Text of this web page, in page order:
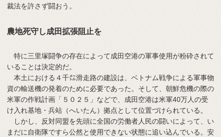
裁法を許さず闘おう。
農地死守し成田拡張阻止を
特に三里塚闘争の存在によって成田空港の軍事使用が粉砕されて
いることは決定的だ。
本土における４千㍍滑走路の建設は、ベトナム戦争による軍事物
資の輸送機の発着のために必要であった。そして、朝鮮危機の際の
米軍の作戦計画「５０２５」などで、成田空港は米軍40万人の受
け入れ基地・兵站（へいたん）拠点として位置づけられている。
しかし、反対同盟を先頭に全国の労働者人民の闘いによって、い
まだに自衛隊ですら公然と使用できない状態に追い込んでいる。安